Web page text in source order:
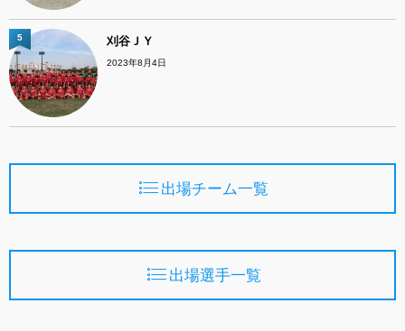
刈谷ＪＹ
2023年8月4日
5
出場チーム一覧
出場選手一覧